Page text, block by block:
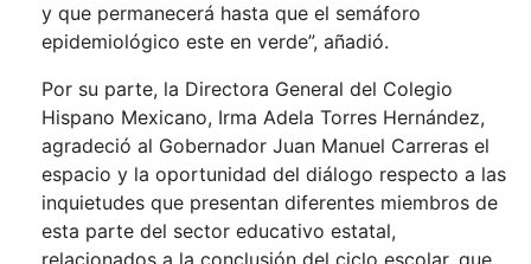
y que permanecerá hasta que el semáforo
epidemiológico este en verde”, añadió.
Por su parte, la Directora General del Colegio
Hispano Mexicano, Irma Adela Torres Hernández,
agradeció al Gobernador Juan Manuel Carreras el
espacio y la oportunidad del diálogo respecto a las
inquietudes que presentan diferentes miembros de
esta parte del sector educativo estatal,